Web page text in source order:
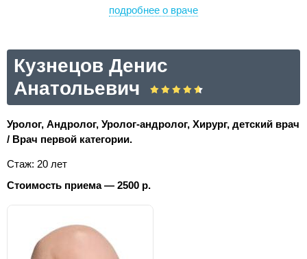
подробнее о враче
Кузнецов Денис
Анатольевич
Уролог, Андролог, Уролог-андролог, Хирург, детский врач
/ Врач первой категории.
Стаж: 20 лет
Стоимость приема — 2500 р.